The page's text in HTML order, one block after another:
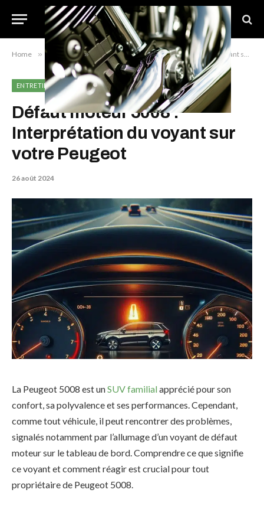
Home » Entretien » Défaut moteur 5008 : Interprétation du voyant sur votre Peugeot
ENTRETIEN
Défaut moteur 5008 :
Interprétation du voyant sur
votre Peugeot
26 août 2024
La Peugeot 5008 est unSUV familial apprécié pour son
confort, sa polyvalence et ses performances. Cependant,
comme tout véhicule, il peut rencontrer des problèmes,
signalés notamment par l’allumage d’un voyant de défaut
moteur sur le tableau de bord. Comprendre ce que signifie
ce voyant et comment réagir est crucial pour tout
propriétaire de Peugeot 5008.